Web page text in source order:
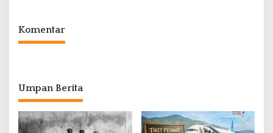
Komentar
Umpan Berita